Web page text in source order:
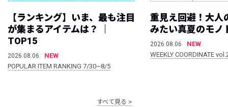
【ランキング】いま、最も注目
が集まるアイテムは？ ｜
TOP15
2026.08.06
NEW
POPULAR ITEM RANKING 7/30~8/5
重見え回避！大人
みたい真夏のモノ
2026.08.06
NEW
WEEKLY COORDINATE
すべて見る